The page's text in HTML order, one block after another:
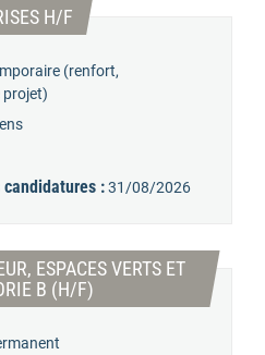
H/F (Nouvelle fenêtre)
(renfort,
projet)
:31/08/2026
ESPACES VERTS ET
B (H/F) (Nouvelle fenêtre)